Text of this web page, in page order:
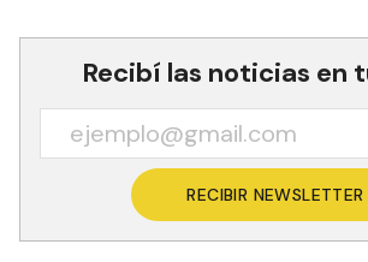
Recibí las noticias en
RECIBIR NEWSLETTER